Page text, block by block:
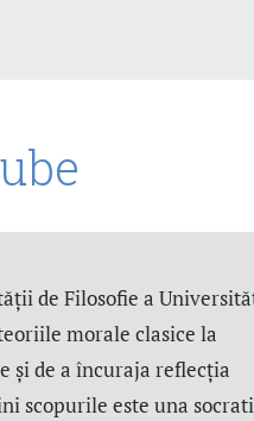
de Filosofie a
morale clasice la
și de a încuraja reflecția
scopurile este una